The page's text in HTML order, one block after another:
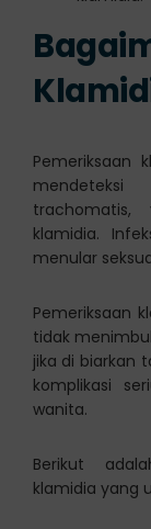
Pemeriksaan
trachomatis,
klamidia.
menular
Pemeriksaan
tidak
jika di biarkan
komplikasi
wanita.
Berikut
klamidia yang